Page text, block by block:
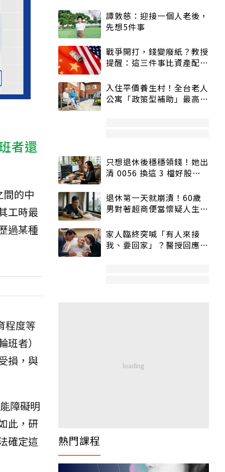
者還
間的中
工時最
過某種
程度等
者）
損，與
障礙明
此，研
確定這
譚敦慈：迎接一個人老後，
先想5件事
戰爭開打，錢變廢紙？教授
提醒：這三件事比資產配置
入住平價養生村！全台老人
公寓「政策型補助」最高打
只想退休後穩穩領錢！她出
清 0056 換這 3 檔好股：
退休第一天就崩潰！60歲
男對著超商便當懷疑人生
家人臨終突喊「有人來接
我、要回家」？醫授回應方
熱門課程